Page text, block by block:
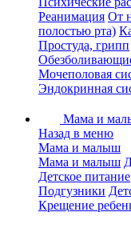
Реанимация От
полостью рта)
Простуда, грипп
Мочеполовая
Эндокринная
Мама и
Назад в меню
Мама и малыш
Мама и малыш
Детское питание
Подгузники
Крещение